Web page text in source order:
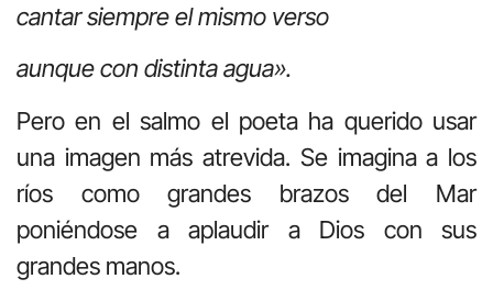
cantar siempre el mismo verso
aunque con distinta agua».
Pero en el salmo el poeta ha querido usar
una imagen más atrevida. Se imagina a los
ríos como grandes brazos del Mar
poniéndose a aplaudir a Dios con sus
grandes manos.